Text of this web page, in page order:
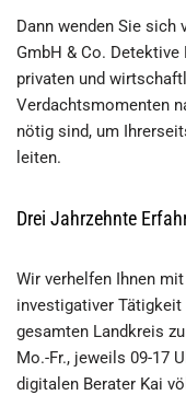
Dann wenden Sie sich
GmbH & Co.
privaten und
Verdachtsmomenten
nötig sind, um
leiten.
Drei Jahrzehnte
Wir verhelfen Ihnen
investigativer
gesamten Landkreis
Mo.-Fr., jeweils 09-17
digitalen Berater Kai